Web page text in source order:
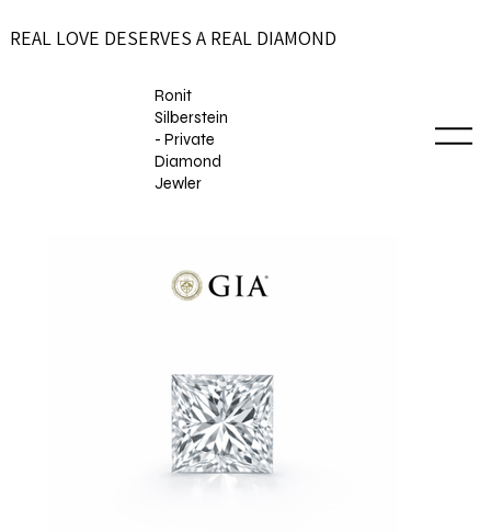
REAL LOVE DESERVES A REAL DIAMOND
Ronit
Silberstein
- Private
Diamond
Jewler